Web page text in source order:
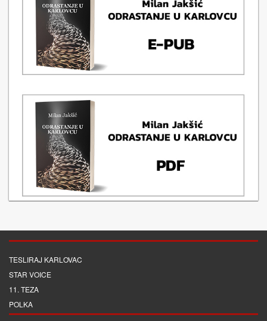
TESLIRAJ KARLOVAC
STAR VOICE
11. TEZA
POLKA